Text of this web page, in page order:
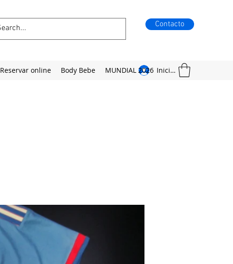
Contacto
Iniciar sesión
Reservar online Body Bebe MUNDIAL 2026